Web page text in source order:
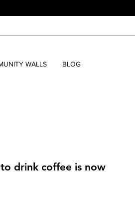
WALLS BLOG
drink coffee is now